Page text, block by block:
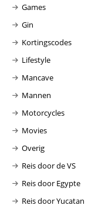
Games
Gin
Kortingscodes
Lifestyle
Mancave
Mannen
Motorcycles
Movies
Overig
Reis door de VS
Reis door Egypte
Reis door Yucatan